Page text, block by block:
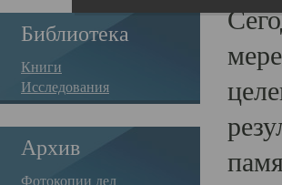
Библиотека
Книги
Исследования
Архив
Фотокопии дел